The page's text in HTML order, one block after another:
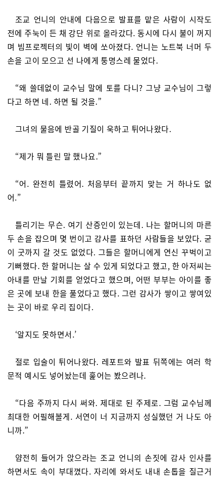
조교 언니의 안내에 다음으로 발표를 맡은 사람이 시작도
전에 주눅이 든 채 강단 위로 올라갔다. 동시에 다시 불이 꺼지
며 빔프로젝터의 빛이 벽에 쏘아졌다. 언니는 노트북 너머 두
손을 고이 모으고 선 나에게 퉁명스레 물었다.
“왜 쓸데없이 교수님 말에 토를 다니? 그냥 교수님이 그렇
다고 하면 네. 하면 될 것을.”
그녀의 물음에 반골 기질이 욱하고 튀어나왔다.
“제가 뭐 틀린 말 했나요.”
“어. 완전히 틀렸어. 처음부터 끝까지 맞는 거 하나도 없
어.”
틀리기는 무슨. 여기 산증인이 있는데. 나는 할머니의 마른
두 손을 잡으며 몇 번이고 감사를 표하던 사람들을 보았다. 굳
이 굿까지 갈 것도 없었다. 그들은 할머니에게 연신 꾸벅이고
기뻐했다. 한 할머니는 살 수 있게 되었다고 했고, 한 아저씨는
아내를 만날 기회를 얻었다고 했으며, 어떤 부부는 아이를 좋
은 곳에 보내 한을 풀었다고 했다. 그런 감사가 쌓이고 쌓여있
는 곳이 바로 우리 집이다.
‘알지도 못하면서.’
절로 입술이 튀어나왔다. 레포트와 발표 뒤쪽에는 여러 학
문적 예시도 넣어놨는데 훑어는 봤으려나.
“다음 주까지 다시 써와. 제대로 된 주제로. 그럼 교수님께
최대한 어필해볼게. 서연이 너 지금까지 성실했던 거 나도 아
니까.”
얌전히 들어가 앉으라는 조교 언니의 손짓에 감사 인사를
하면서도 속이 부대꼈다. 자리에 와서도 내내 손톱을 질근거